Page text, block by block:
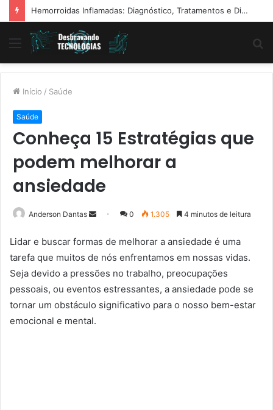
Hemorroidas Inflamadas: Diagnóstico, Tratamentos e Dicas Reais de Especialistas
Menu
Início / Saúde
Saúde
Conheça 15 Estratégias que
podem melhorar a
ansiedade
Anderson Dantas
Mande
e-
mail
0 1.305 4 minutos de leitura
Lidar e buscar formas de melhorar a ansiedade é uma
tarefa que muitos de nós enfrentamos em nossas vidas.
Seja devido a pressões no trabalho, preocupações
pessoais, ou eventos estressantes, a ansiedade pode se
tornar um obstáculo significativo para o nosso bem-estar
emocional e mental.